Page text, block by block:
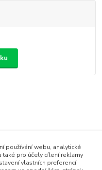
používání webu, analytické
také pro účely cílení reklamy
vlastních preferencí